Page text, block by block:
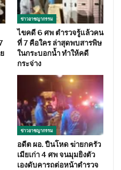
ข่าวอาชญากรรม
ไขคดี 6 ศพ ตำรวจรู้แล้วคน
ที่ 7 คือใคร ล่าสุดพบสารพิษ
ในกระบอกน้ำ ทำให้คดี
กระจ่าง
ข่าวอาชญากรรม
อดีต ผอ. ปืนโหด ฆ่ายกครัว
เมียเก่า 4 ศพ จนมุมยิงตัว
เองดับคารถต่อหน้าตำรวจ